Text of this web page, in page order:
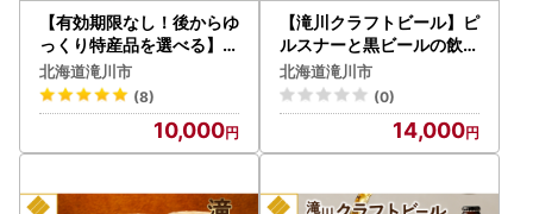
【有効期限なし！後からゆ
っくり特産品を選べる】北
海道滝川市カタログポイン
ト
北海道滝川市
(8)
10,000
【滝川クラフトビール】ピ
ルスナーと黒ビールの飲み
比べセット
北海道滝川市
(0)
14,000